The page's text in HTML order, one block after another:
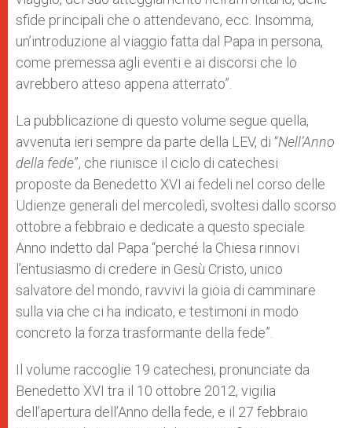
sfide principali che o attendevano, ecc. Insomma,
un’introduzione al viaggio fatta dal Papa in persona,
come premessa agli eventi e ai discorsi che lo
avrebbero atteso appena atterrato”.
La pubblicazione di questo volume segue quella,
avvenuta ieri sempre da parte della LEV, di “Nell’Anno
della fede”, che riunisce il ciclo di catechesi
proposte da Benedetto XVI ai fedeli nel corso delle
Udienze generali del mercoledì, svoltesi dallo scorso
ottobre a febbraio e dedicate a questo speciale
Anno indetto dal Papa “perché la Chiesa rinnovi
l’entusiasmo di credere in Gesù Cristo, unico
salvatore del mondo, ravvivi la gioia di camminare
sulla via che ci ha indicato, e testimoni in modo
concreto la forza trasformante della fede”.
Il volume raccoglie 19 catechesi, pronunciate da
Benedetto XVI tra il 10 ottobre 2012, vigilia
dell’apertura dell’Anno della fede, e il 27 febbraio